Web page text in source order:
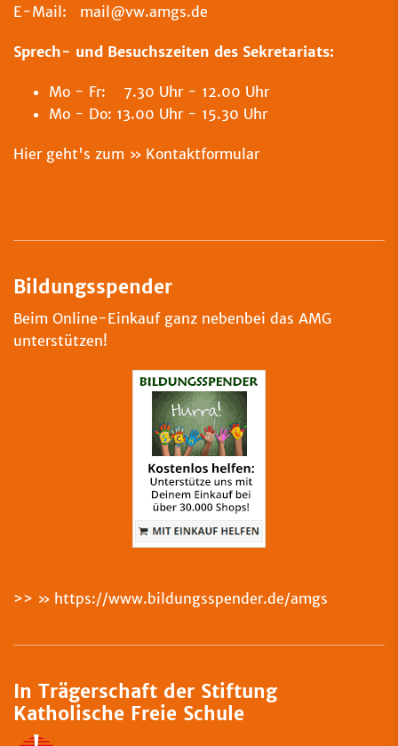
E-Mail: mail@vw.amgs.de
Sprech- und Besuchszeiten des Sekretariats:
Mo - Fr: 7.30 Uhr - 12.00 Uhr
Mo - Do: 13.00 Uhr - 15.30 Uhr
Hier geht's zum Kontaktformular
Bildungsspender
Beim Online-Einkauf ganz nebenbei das AMG
unterstützen!
>> https://www.bildungsspender.de/amgs
In Trägerschaft der Stiftung
Katholische Freie Schule